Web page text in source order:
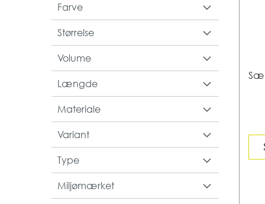
Farve
Størrelse
Volume
Længde
Materiale
Variant
Type
Miljømærket